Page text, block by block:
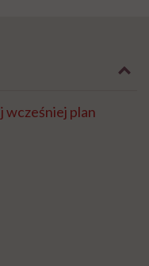
wcześniej plan